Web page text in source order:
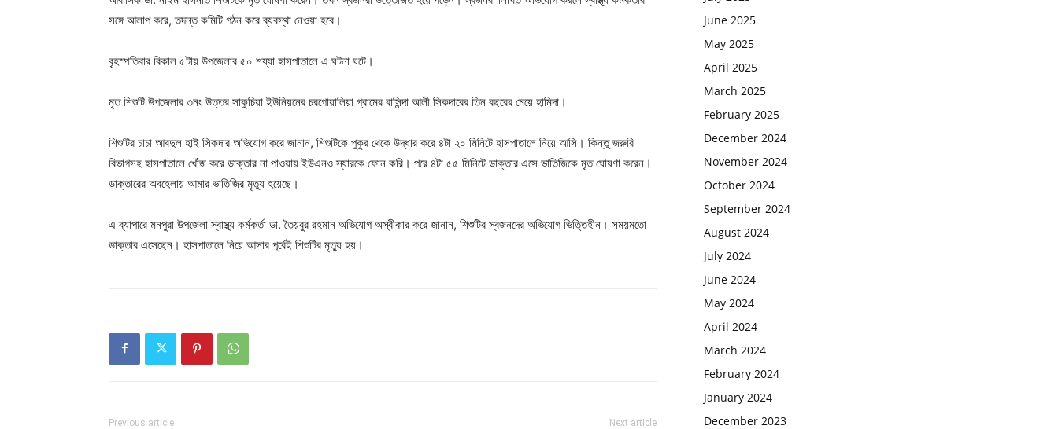
সঙ্গে আলাপ করে, তদন্ত কমিটি গঠন করে ব্যবস্থা নেওয়া হবে।
বৃহস্পতিবার বিকাল ৫টায় উপজেলার ৫০ শয্যা হাসপাতালে এ ঘটনা ঘটে।
মৃত শিশুটি উপজেলার ৩নং উত্তর সাকুচিয়া ইউনিয়নের চরগোয়ালিয়া গ্রামের বাসিন্দা আলী সিকদারের তিন বছরের মেয়ে হামিদা।
শিশুটির চাচা আবদুল হাই সিকদার অভিযোগ করে জানান, শিশুটিকে পুকুর থেকে উদ্ধার করে ৪টা ২০ মিনিটে হাসপাতালে নিয়ে আসি। কিন্তু জরুরি
বিভাগসহ হাসপাতালে খোঁজ করে ডাক্তার না পাওয়ায় ইউএনও স্যারকে ফোন করি। পরে ৪টা ৫৫ মিনিটে ডাক্তার এসে ভাতিজিকে মৃত ঘোষণা করেন।
ডাক্তারের অবহেলায় আমার ভাতিজির মৃত্যু হয়েছে।
এ ব্যাপারে মনপুরা উপজেলা স্বাস্থ্য কর্মকর্তা ডা. তৈয়বুর রহমান অভিযোগ অস্বীকার করে জানান, শিশুটির স্বজনদের অভিযোগ ভিত্তিহীন। সময়মতো
ডাক্তার এসেছেন। হাসপাতালে নিয়ে আসার পূর্বেই শিশুটির মৃত্যু হয়।
Previous article Next article
June 2025
May 2025
April 2025
March 2025
February 2025
December 2024
November 2024
October 2024
September 2024
August 2024
July 2024
June 2024
May 2024
April 2024
March 2024
February 2024
January 2024
December 2023